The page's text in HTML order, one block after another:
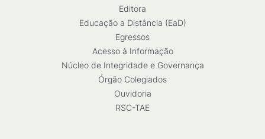
Editora
Educação a Distância (EaD)
Egressos
Acesso à Informação
Núcleo de Integridade e Governança
Órgão Colegiados
Ouvidoria
RSC-TAE